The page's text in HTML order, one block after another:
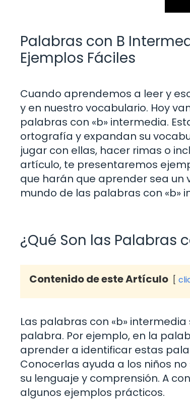
Palabras con B
Ejemplos Fáciles
Cuando aprendemos a leer y
y en nuestro vocabulario. Hoy
palabras con «b» intermedia.
ortografía y expandan su
jugar con ellas, hacer rimas o
artículo, te presentaremos
que harán que aprender sea
mundo de las palabras con «b»
¿Qué Son las Palabras
Contenido de este Artículo
Las palabras con «b»
palabra. Por ejemplo, en la
aprender a identificar estas
Conocerlas ayuda a los niños
su lenguaje y comprensión. A
algunos ejemplos prácticos.